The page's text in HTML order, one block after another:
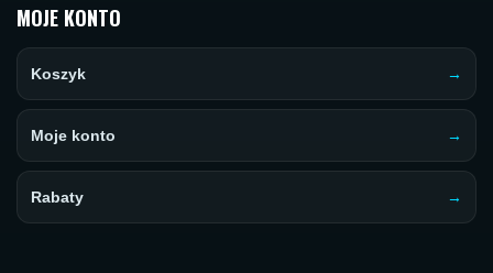
MOJE KONTO
Koszyk
Moje konto
Rabaty